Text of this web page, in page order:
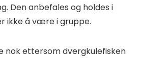
Den anbefales og holdes i
ikke å være i gruppe.
nok ettersom dvergkulefisken